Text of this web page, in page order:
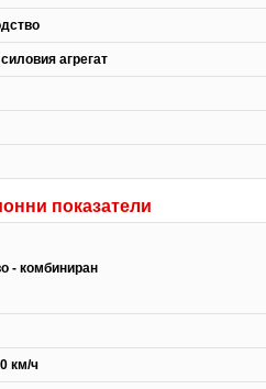
агрегат
показатели
- комбиниран
км/ч